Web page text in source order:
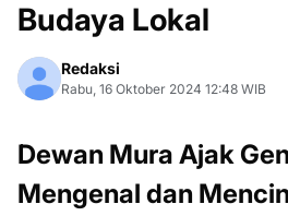
Budaya Lokal
Redaksi
Rabu, 16 Oktober 2024 12:48 WIB
Dewan Mura Ajak
Mengenal dan